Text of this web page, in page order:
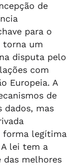
de
para o
torna um
disputa pelo
com
Europeia. A
de
dados, mas
forma legítima
lei tem a
das melhores